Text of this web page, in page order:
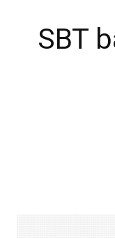
SBT